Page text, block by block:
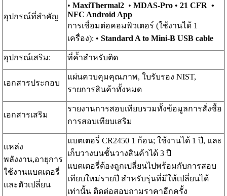
อุปกรณ์ที่สำคัญ
• MaxiThermal2• MDAS-Pro• 21 CFR •
NFC Android App
การเชื่อมต่อคอมพิวเตอร์ (ใช้งานได้ 1
เครื่อง): • Standard A to Mini-B USB cable
อุปกรณ์เสริม: ที่ค้ำสำหรับติด
เอกสารประกอบ
แผ่นควบคุมคุณภาพ, ใบรับรอง NIST,
รายการสินค้าทั้งหมด
เอกสารเสริม
รายงานการสอบเทียบรวมทั้งข้อมูลการสั่งซื้อ
การสอบเทียบเสริม
แหล่ง
พลังงาน,อายุการ
ใช้งานแบตเตอรี่
และตัวเปลี่ยน
แบตเตอรี่ CR2450 1 ก้อน; ใช้งานได้ 1 ปี, และ
เก็บวางบนชั้นวางสินค้าได้ 3 ปี
แบตเตอรี่ต้องถูกเปลี่ยนไปพร้อมกับการสอบ
เทียบใหม่รายปี สำหรับรุ่นที่มีให้เปลี่ยนได้
เท่านั้น ติดต่อสอบถามราคาอีกครั้ง